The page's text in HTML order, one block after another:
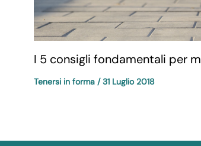
I 5 consigli fondamentali per
Tenersi in forma/31 Luglio 2018